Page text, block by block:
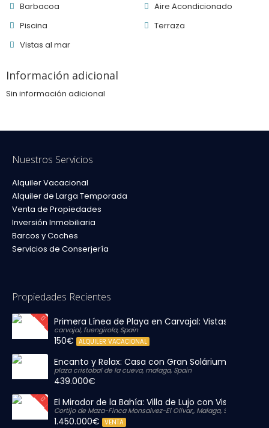
Barbacoa
Aire Acondicionado
Piscina
Terraza
Vistas al mar
Información adicional
Sin información adicional
Nuestros Servicios
Alquiler Vacacional
Alquiler de Larga Temporada
Venta de Propiedades
Inversión Inmobiliaria
Barcos y Coches
Servicios de Conserjería
Propiedades Recientes
Primera Línea de Playa en Carvajal: Vistas al Mar y
carvajal, fuengirola, Spain
150€ ALQUILER VACACIONAL
Encanto y Relax: Casa con Gran Solárium Privado
plaza cristobal de la cueva, malaga, Spain
439.000€
El Mirador de la Bahía: Villa de Lujo con Vistas
Cortijo de Maza-Finca Monsalvez-El Olivar,, Malaga, Spain
1.450.000€ VENTA